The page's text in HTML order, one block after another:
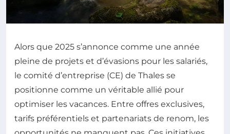
Alors que 2025 s’annonce comme une année
pleine de projets et d’évasions pour les salariés,
le comité d’entreprise (CE) de Thales se
positionne comme un véritable allié pour
optimiser les vacances. Entre offres exclusives,
tarifs préférentiels et partenariats de renom, les